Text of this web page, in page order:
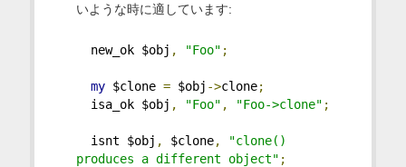
いような時に適しています:
new_ok $obj , "Foo" ;
my $clone = $obj ->clone;
isa_ok $obj , "Foo" , "Foo->clone" ;
isnt $obj , $clone,
"clone()
produces a different object" ;